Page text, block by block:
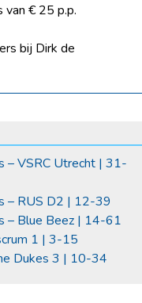
van € 25 p.p.
bij Dirk de
– VSRC Utrecht | 31-
– RUS D2 | 12-39
– Blue Beez | 14-61
1 | 3-15
Dukes 3 | 10-34